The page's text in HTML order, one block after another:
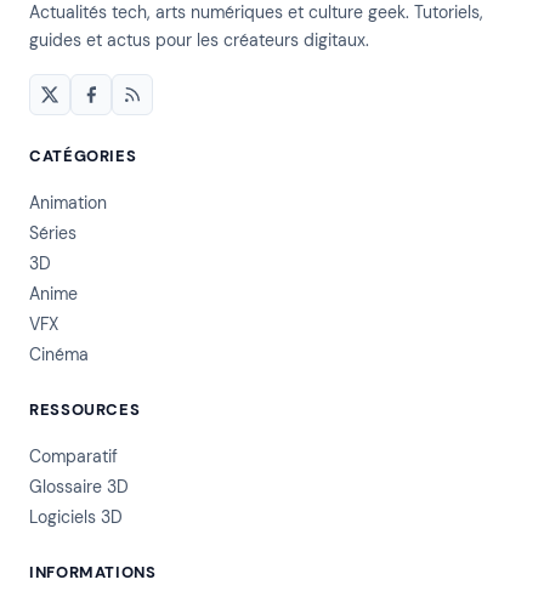
Actualités tech, arts numériques et culture geek. Tutoriels,
guides et actus pour les créateurs digitaux.
CATÉGORIES
Animation
Séries
3D
Anime
VFX
Cinéma
RESSOURCES
Comparatif
Glossaire 3D
Logiciels 3D
INFORMATIONS